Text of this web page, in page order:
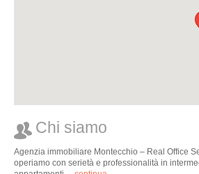
Chi siamo
Agenzia immobiliare Montecchio – Real Office
operiamo con serietà e professionalità in